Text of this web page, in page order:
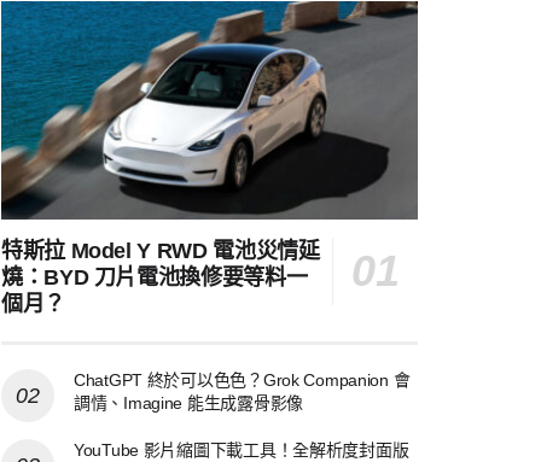
特斯拉 Model Y RWD 電池災情延
燒：BYD 刀片電池換修要等料一
個月？
ChatGPT 終於可以色色？Grok Companion 會
調情、Imagine 能生成露骨影像
YouTube 影片縮圖下載工具！全解析度封面版